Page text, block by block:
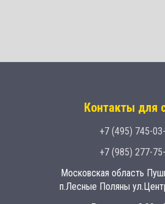
Контакты для
+7 (495) 745-
+7 (985) 277-
Московская область
п.Лесные Поляны